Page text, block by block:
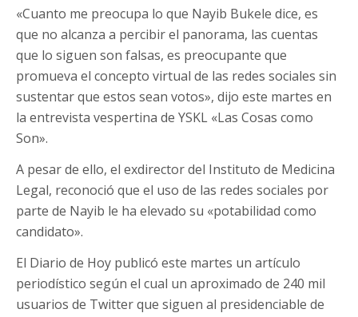
«Cuanto me preocupa lo que Nayib Bukele dice, es
que no alcanza a percibir el panorama, las cuentas
que lo siguen son falsas, es preocupante que
promueva el concepto virtual de las redes sociales sin
sustentar que estos sean votos», dijo este martes en
la entrevista vespertina de YSKL «Las Cosas como
Son».
A pesar de ello, el exdirector del Instituto de Medicina
Legal, reconoció que el uso de las redes sociales por
parte de Nayib le ha elevado su «potabilidad como
candidato».
El Diario de Hoy publicó este martes un artículo
periodístico según el cual un aproximado de 240 mil
usuarios de Twitter que siguen al presidenciable de